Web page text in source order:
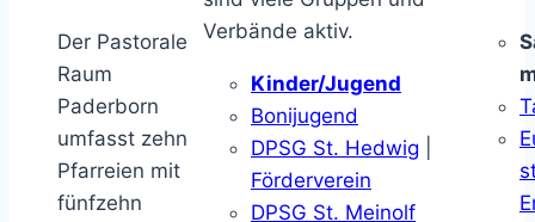
Der Pastorale
Raum
Paderborn
umfasst zehn
Pfarreien mit
fünfzehn
Verbände aktiv.
Kinder/Jugend
Bonijugend
DPSG St. Hedwig
Förderverein
DPSG St. Meinolf